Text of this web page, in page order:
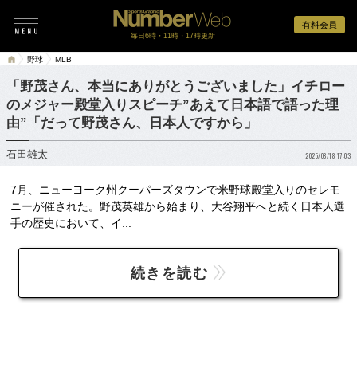
有料会員
毎日6時・11時・17時更新
野球 MLB
「野茂さん、本当にありがとうございました」イチロー
のメジャー殿堂入りスピーチ”あえて日本語で語った理
由”「だって野茂さん、日本人ですから」
石田雄太 2025/08/18 17:03
7月、ニューヨーク州クーパーズタウンで米野球殿堂入りのセレモ
ニーが催された。野茂英雄から始まり、大谷翔平へと続く日本人選
手の歴史において、イ...
続きを読む